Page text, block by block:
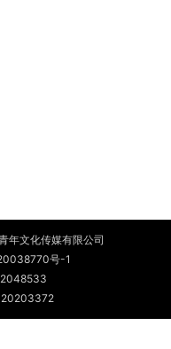
年文化传媒有限公司
号-1
20203372